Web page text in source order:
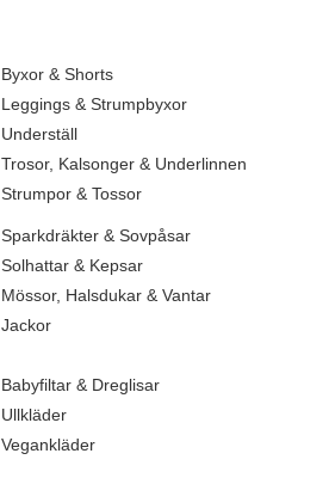
Byxor & Shorts
Leggings & Strumpbyxor
Underställ
Trosor, Kalsonger & Underlinnen
Strumpor & Tossor
Sparkdräkter & Sovpåsar
Solhattar & Kepsar
Mössor, Halsdukar & Vantar
Jackor
Babyfiltar & Dreglisar
Ullkläder
Vegankläder